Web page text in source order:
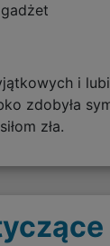
i
zdobyła
zła.